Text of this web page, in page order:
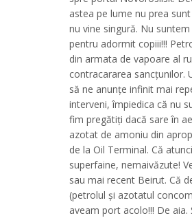
astea pe lume nu prea
nu vine singură. Nu
pentru adormit copiii!!!
din armata de vapoare al
contracararea sancțunilor.
să ne anunțe infinit mai
interveni, împiedica că nu
fim pregătiți dacă sare în
azotat de amoniu din
de la Oil Terminal. Că
superfaine, nemaivăzute!
sau mai recent Beirut. Că
(petrolul și azotatul
aveam port acolo!!! De aia.